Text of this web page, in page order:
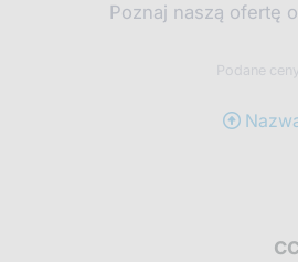
Poznaj naszą ofertę
Podane